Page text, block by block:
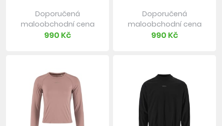
Doporučená
maloobchodní cena
990 Kč
Doporučená
maloobchodní cena
990 Kč